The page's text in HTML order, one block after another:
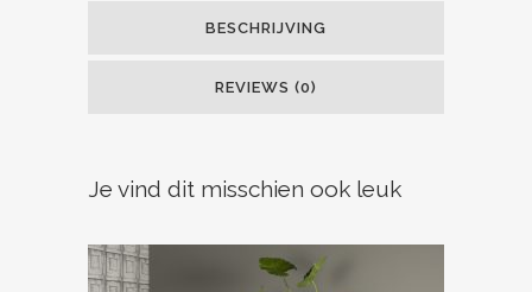
BESCHRIJVING
REVIEWS (0)
Je vind dit misschien ook leuk